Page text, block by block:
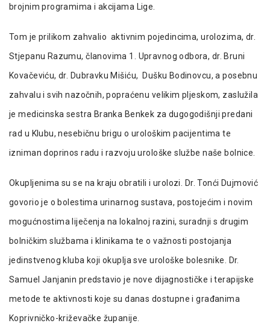
brojnim programima i akcijama Lige.
Tom je prilikom zahvalio aktivnim pojedincima, urolozima, dr.
Stjepanu Razumu, članovima 1. Upravnog odbora, dr. Bruni
Kovačeviću, dr. Dubravku Mišiću, Dušku Bodinovcu, a posebnu
zahvalu i svih nazočnih, popraćenu velikim pljeskom, zaslužila
je medicinska sestra Branka Benkek za dugogodišnji predani
rad u Klubu, nesebičnu brigu o urološkim pacijentima te
izniman doprinos radu i razvoju urološke službe naše bolnice.
Okupljenima su se na kraju obratili i urolozi. Dr. Tonći Dujmović
govorio je o bolestima urinarnog sustava, postojećim i novim
mogućnostima liječenja na lokalnoj razini, suradnji s drugim
bolničkim službama i klinikama te o važnosti postojanja
jedinstvenog kluba koji okuplja sve urološke bolesnike. Dr.
Samuel Janjanin predstavio je nove dijagnostičke i terapijske
metode te aktivnosti koje su danas dostupne i građanima
Koprivničko-križevačke županije.